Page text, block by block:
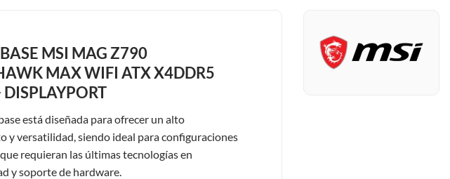
MSI MAG Z790
MAX WIFI ATX X4DDR5
está diseñada para ofrecer un alto
y versatilidad, siendo ideal para configuraciones
requieran las últimas tecnologías en
y soporte de hardware.